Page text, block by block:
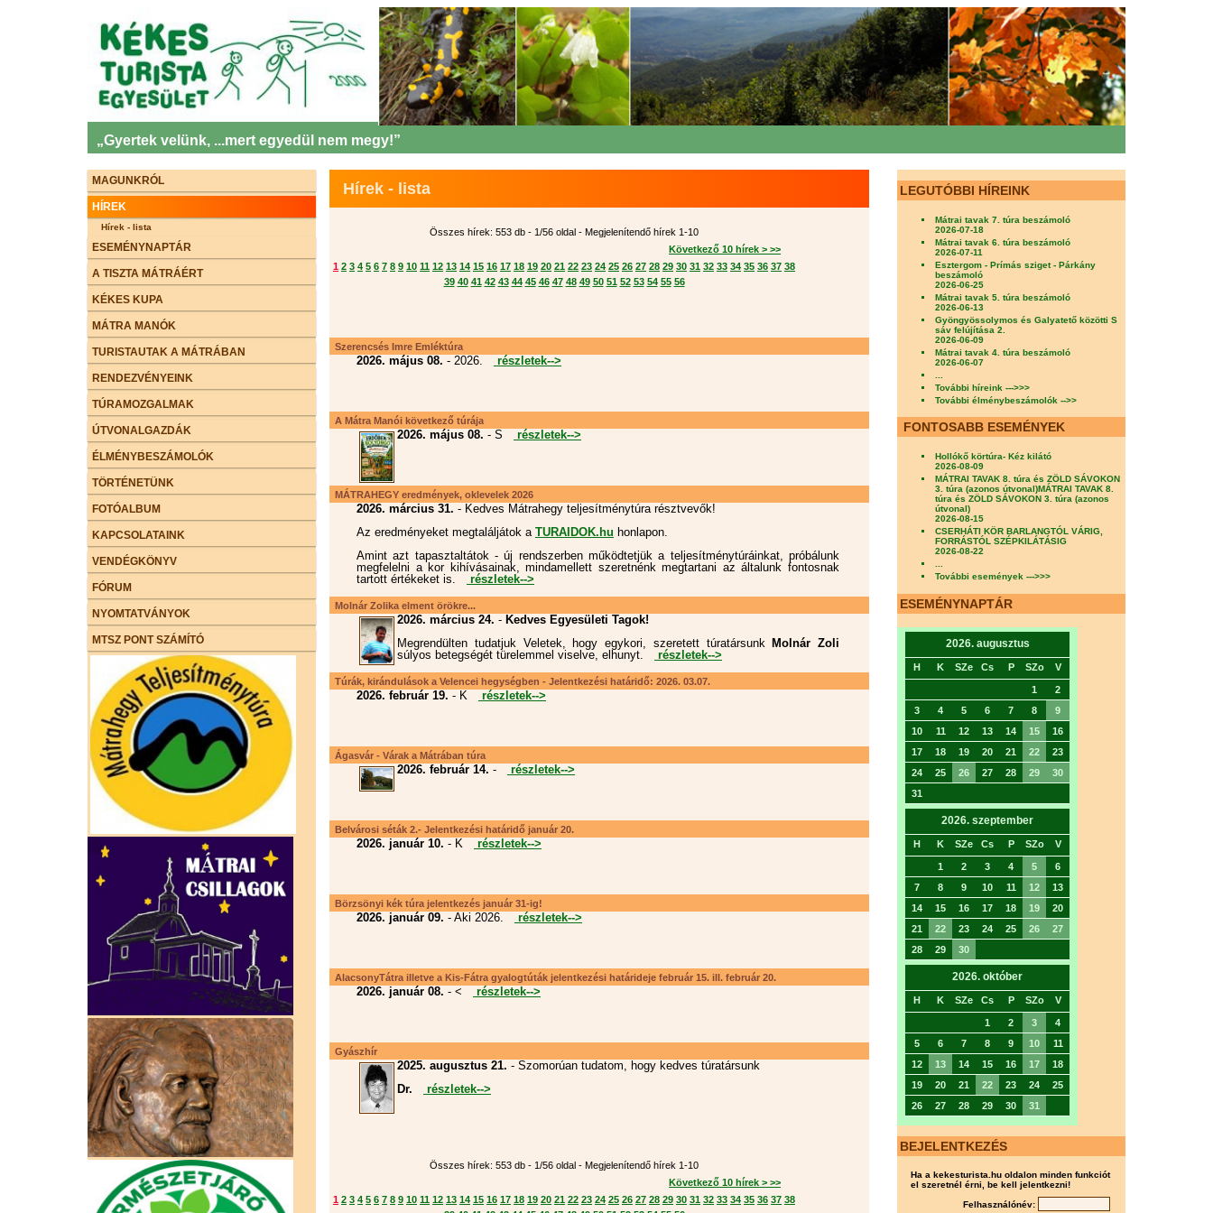
„Gyertek velünk, ...mert egyedül nem megy!”
MAGUNKRÓL
HÍREK
Hírek - lista
ESEMÉNYNAPTÁR
A TISZTA MÁTRÁÉRT
KÉKES KUPA
MÁTRA MANÓK
TURISTAUTAK A MÁTRÁBAN
RENDEZVÉNYEINK
TÚRAMOZGALMAK
ÚTVONALGAZDÁK
ÉLMÉNYBESZÁMOLÓK
TÖRTÉNETÜNK
FOTÓALBUM
KAPCSOLATAINK
VENDÉGKÖNYV
FÓRUM
NYOMTATVÁNYOK
MTSZ PONT SZÁMÍTÓ
Hírek - lista
Összes hírek: 553 db - 1/56 oldal - Megjelenítendő hírek 1-10
Következő 10 hírek > >>
1 2 3 4 5 6 7 8 9 10 11 12 13 14 15 16 17 18 19 20 21 22 23 24 25 26 27 28 29 30 31 32 33 34 35 36 37 38
39 40 41 42 43 44 45 46 47 48 49 50 51 52 53 54 55 56
Szerencsés Imre Emléktúra
2026. május 08. - 2026. részletek-->
A Mátra Manói következő túrája
2026. május 08. - S részletek-->
MÁTRAHEGY eredmények, oklevelek 2026
2026. március 31. - Kedves Mátrahegy teljesítménytúra résztvevők!
Az eredményeket megtaláljátok a TURAIDOK.hu honlapon.
Amint azt tapasztaltátok - új rendszerben működtetjük a teljesítménytúráinkat, próbálunk
megfelelni a kor kihívásainak, mindamellett szeretnénk megtartani az általunk fontosnak
tartott értékeket is.
részletek-->
Molnár Zolika elment örökre...
2026. március 24. - Kedves Egyesületi Tagok!
Megrendülten tudatjuk Veletek, hogy egykori, szeretett túratársunk Molnár Zoli
súlyos betegségét türelemmel viselve, elhunyt.
részletek-->
Túrák, kirándulások a Velencei hegységben - Jelentkezési határidő: 2026. 03.07.
2026. február 19. - K részletek-->
Ágasvár - Várak a Mátrában túra
2026. február 14. - részletek-->
Belvárosi séták 2.- Jelentkezési határidő január 20.
2026. január 10. - K részletek-->
Börzsönyi kék túra jelentkezés január 31-ig!
2026. január 09. - Aki 2026. részletek-->
AlacsonyTátra illetve a Kis-Fátra gyalogtúták jelentkezési határideje február 15. ill. február 20.
2026. január 08. - < részletek-->
Gyászhír
2025. augusztus 21. - Szomorúan tudatom, hogy kedves túratársunk
Dr.
részletek-->
Összes hírek: 553 db - 1/56 oldal - Megjelenítendő hírek 1-10
Következő 10 hírek > >>
1 2 3 4 5 6 7 8 9 10 11 12 13 14 15 16 17 18 19 20 21 22 23 24 25 26 27 28 29 30 31 32 33 34 35 36 37 38
LEGUTÓBBI HÍREINK
Mátrai tavak 7. túra beszámoló
2026-07-18
Mátrai tavak 6. túra beszámoló
2026-07-11
Esztergom - Prímás sziget - Párkány
beszámoló
2026-06-25
Mátrai tavak 5. túra beszámoló
2026-06-13
Gyöngyössolymos és Galyatető közötti S
sáv felújítása 2.
2026-06-09
Mátrai tavak 4. túra beszámoló
2026-06-07
További híreink --->>>
További élménybeszámolók -->>
FONTOSABB ESEMÉNYEK
Hollókő körtúra- Kéz kilátó
2026-08-09
MÁTRAI TAVAK 8. túra és ZÖLD SÁVOKON
3. túra (azonos útvonal)MÁTRAI TAVAK 8.
túra és ZÖLD SÁVOKON 3. túra (azonos
útvonal)
2026-08-15
CSERHÁTI KÖR BARLANGTÓL VÁRIG,
FORRÁSTÓL SZÉPKILÁTÁSIG
2026-08-22
...
További események --->>>
ESEMÉNYNAPTÁR
2026. augusztus
H K SZe Cs P SZo V
1
2
3
4 5 6 7 8
9
10
11 12 13 14 15
16
17
18 19 20 21 22
23
24
25 26 27 28 29
30
31
2026. szeptember
H K SZe Cs P SZo V
1 2 3 4 5
6
7
8 9 10 11 12
13
14
15 16 17 18 19
20
21
22 23 24 25 26
27
28
29 30
2026. október
H K SZe Cs P SZo V
1 2 3
4
5
6 7 8 9 10
11
12
13 14 15 16 17
18
19
20 21 22 23 24
25
26
27 28 29 30 31
BEJELENTKEZÉS
Ha a kekesturista.hu oldalon minden funkciót
el szeretnél érni, be kell jelentkezni!
Felhasználónév: